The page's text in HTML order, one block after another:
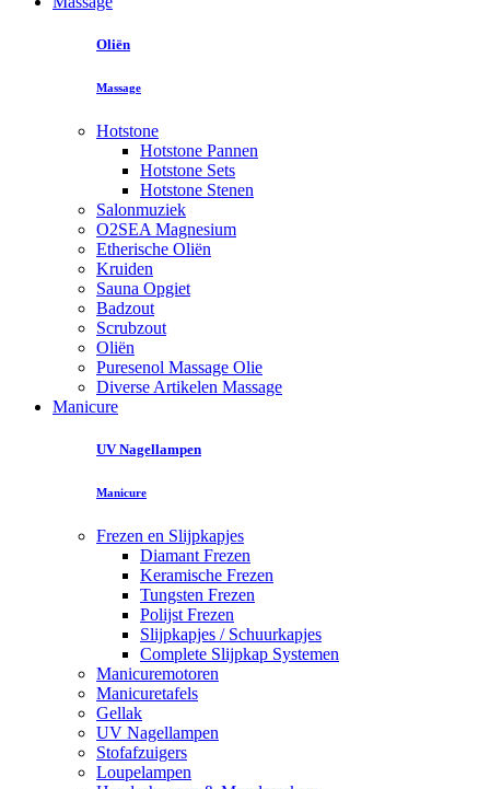
Oliën
Massage
Hotstone
Hotstone Pannen
Hotstone Sets
Hotstone Stenen
Salonmuziek
O2SEA Magnesium
Etherische Oliën
Kruiden
Sauna Opgiet
Badzout
Scrubzout
Oliën
Puresenol Massage Olie
Diverse Artikelen Massage
Manicure
UV Nagellampen
Manicure
Frezen en Slijpkapjes
Diamant Frezen
Keramische Frezen
Tungsten Frezen
Polijst Frezen
Slijpkapjes / Schuurkapjes
Complete Slijpkap Systemen
Manicuremotoren
Manicuretafels
Gellak
UV Nagellampen
Stofafzuigers
Loupelampen